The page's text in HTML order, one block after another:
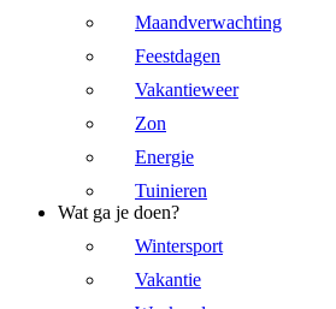
Maandverwachting
Feestdagen
Vakantieweer
Zon
Energie
Tuinieren
Wat ga je doen?
Wintersport
Vakantie